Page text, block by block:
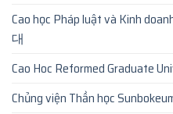
Cao học Pháp luật và Kinh
대
Cao Hoc Reformed Graduate
Chủng viện Thần học